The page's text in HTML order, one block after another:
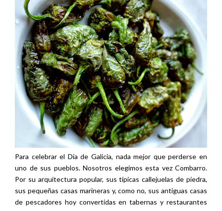
Para celebrar el Día de Galicia, nada mejor que perderse en
uno de sus pueblos. Nosotros elegimos esta vez Combarro.
Por su arquitectura popular, sus típicas callejuelas de piedra,
sus pequeñas casas marineras y, como no, sus antiguas casas
de pescadores hoy convertidas en tabernas y restaurantes